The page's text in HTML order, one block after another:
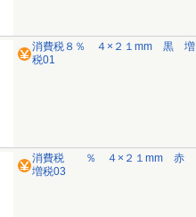
消費税８％ ４×２１mm 黒 増
税01
消費税 ％ ４×２１mm 赤
増税03